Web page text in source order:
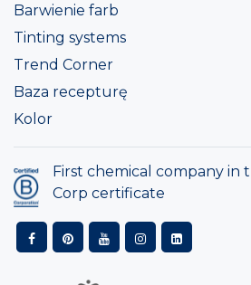
Barwienie farb
Tinting systems
Trend Corner
Baza recepturę
Kolor
First chemical company in
Corp certificate